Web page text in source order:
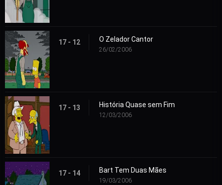
17 - 12 O Zelador Cantor
26/02/2006
17 - 13 História Quase sem Fim
12/03/2006
17 - 14 Bart Tem Duas Mães
19/03/2006